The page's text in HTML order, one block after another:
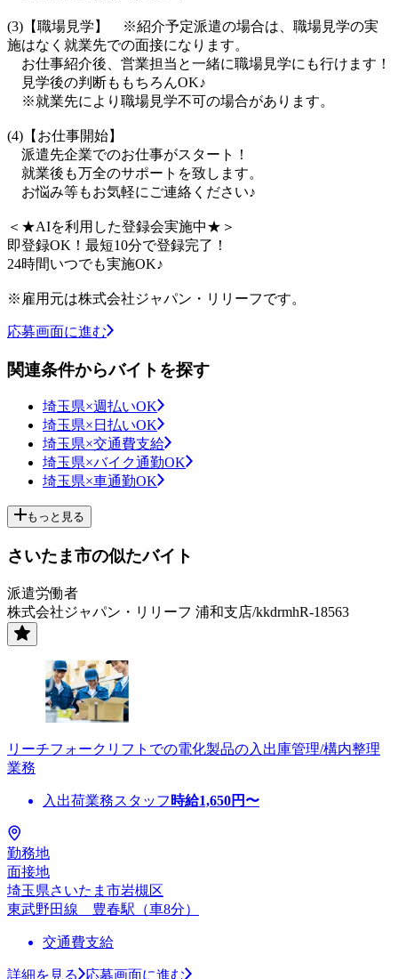
(3)【職場見学】 ※紹介予定派遣の場合は、職場見学の実
施はなく就業先での面接になります。
お仕事紹介後、営業担当と一緒に職場見学にも行けます！
見学後の判断ももちろんOK♪
※就業先により職場見学不可の場合があります。
(4)【お仕事開始】
派遣先企業でのお仕事がスタート！
就業後も万全のサポートを致します。
お悩み等もお気軽にご連絡ください♪
＜★AIを利用した登録会実施中★＞
即登録OK！最短10分で登録完了！
24時間いつでも実施OK♪
※雇用元は株式会社ジャパン・リリーフです。
応募画面に進む
関連条件からバイトを探す
埼玉県×週払いOK
埼玉県×日払いOK
埼玉県×交通費支給
埼玉県×バイク通勤OK
埼玉県×車通勤OK
もっと見る
さいたま市の似たバイト
派遣労働者
株式会社ジャパン・リリーフ 浦和支店/kkdrmhR-18563
リーチフォークリフトでの電化製品の入出庫管理/構内整理
業務
入出荷業務スタッフ 時給1,650円〜
勤務地
面接地
埼玉県さいたま市岩槻区
東武野田線 豊春駅（車8分）
交通費支給
詳細を見る 応募画面に進む